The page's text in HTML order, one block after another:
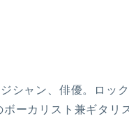
シャン、俳優。ロッ
ーカリスト兼ギタリ